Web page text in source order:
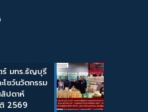
ร์ มทร.ธัญบุรี
โชว์นวัตกรรม
ปดาห์
2569